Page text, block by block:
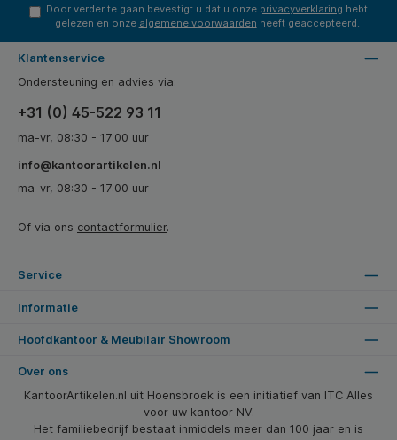
Door verder te gaan bevestigt u dat u onze privacyverklaring hebt
gelezen en onze algemene voorwaarden heeft geaccepteerd.
Klantenservice
Ondersteuning en advies via:
+31 (0) 45-522 93 11
ma-vr, 08:30 - 17:00 uur
info@kantoorartikelen.nl
ma-vr, 08:30 - 17:00 uur
Of via ons contactformulier.
Service
Informatie
Hoofdkantoor & Meubilair Showroom
Over ons
KantoorArtikelen.nl uit Hoensbroek is een initiatief van ITC Alles
voor uw kantoor NV.
Het familiebedrijf bestaat inmiddels meer dan 100 jaar en is